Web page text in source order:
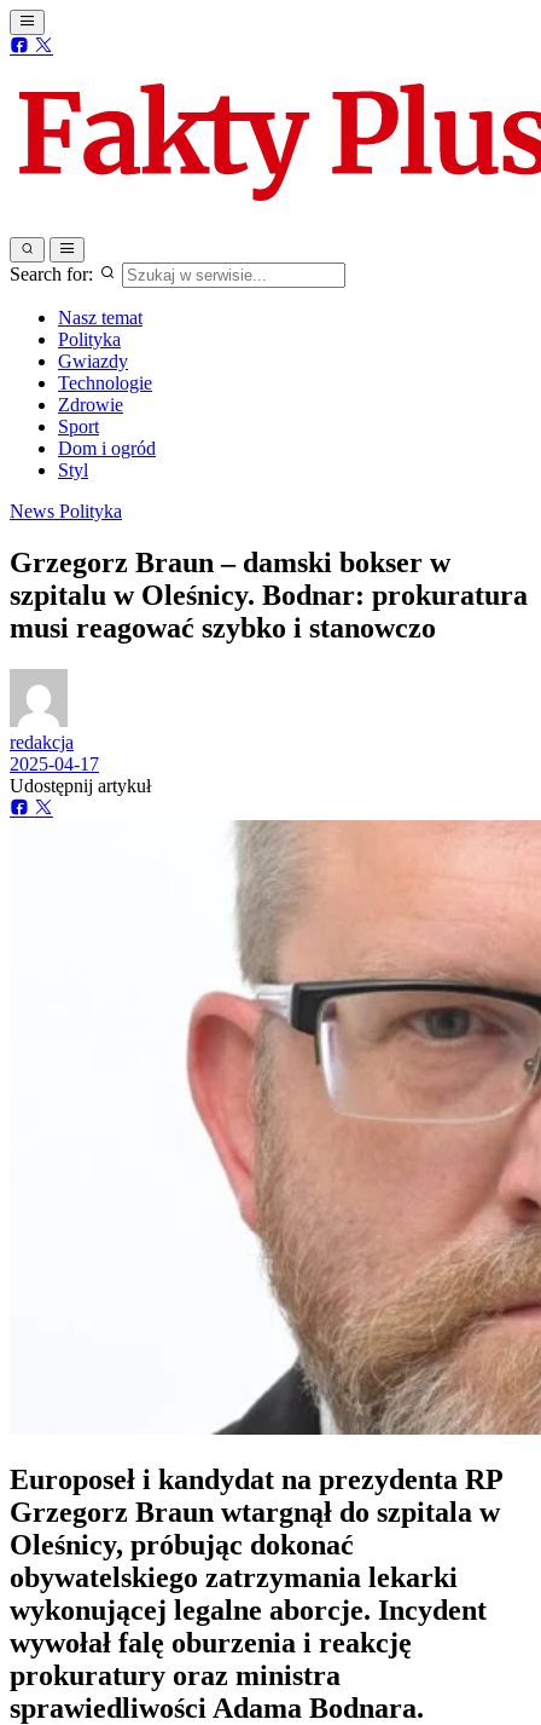
Search for:
Nasz temat
Polityka
Gwiazdy
Technologie
Zdrowie
Sport
Dom i ogród
Styl
News Polityka
Grzegorz Braun – damski bokser w
szpitalu w Oleśnicy. Bodnar: prokuratura
musi reagować szybko i stanowczo
redakcja
2025-04-17
Udostępnij artykuł
Europoseł i kandydat na prezydenta RP
Grzegorz Braun wtargnął do szpitala w
Oleśnicy, próbując dokonać
obywatelskiego zatrzymania lekarki
wykonującej legalne aborcje. Incydent
wywołał falę oburzenia i reakcję
prokuratury oraz ministra
sprawiedliwości Adama Bodnara.​